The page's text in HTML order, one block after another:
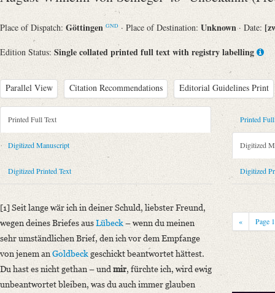
Place of Dispatch: Göttingen GND · Place of Destination: Unknown · Date:
Edition Status: Single collated printed full text with registry labelling
Parallel View Citation Recommendations Editorial Guidelines Print
Metadata Concerning Header
Sender: August Wilhelm von Schlegel
Recipient: Unbekannt (Freund)
Place of Dispatch: Göttingen
Place of Destination: Unknown
Notations: Absendeort erschlossen.
Printed Text
Bibliography: Körner, Josef: Ludwig Tieck und die Brüder Schlegel.
Zeitschrift für deutsche Philologie 56 (1931), S. 382.
Incipit: „[1] Seit lange wär ich in deiner Schuld, liebster Freund,
Printed Full Text
Digitized Manuscript
Digitized Printed Text
[1] Seit lange wär ich in deiner Schuld, liebster Freund,
wegen deines Briefes ausLübeck– wenn du meinen
sehr umständlichen Brief, den ich vor dem Empfange
von jenem anGoldbeckgeschickt beantwortet hättest.
Du hast es nicht gethan – und mir, fürchte ich, wird ewig
unbeantwortet bleiben, was du auch immer glauben
Printed
Digitized
Digitized
« Page 1